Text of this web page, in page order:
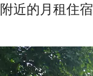
附近的月租住宿